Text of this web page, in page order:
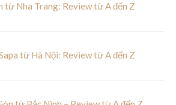
từ Nha Trang: Review từ A đến Z
từ Hà Nội: Review từ A đến Z